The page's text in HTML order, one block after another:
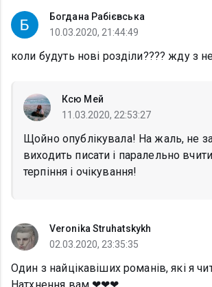
Богдана Рабієвська
10.03.2020, 21:44:49
коли будуть нові розділи???? жду з
Ксю Мей
11.03.2020, 22:53:27
Щойно опублікувала! На жаль, не
виходить писати і паралельно
терпіння і очікування!
Veronika Struhatskykh
02.03.2020, 23:35:35
Один з найцікавіших романів, які я